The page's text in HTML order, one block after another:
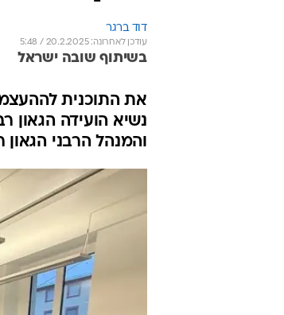
דוד ברגר
עודכן לאחרונה: 20.2.2025 / 5:48
בשיתוף שובה ישראל
את התוכנית
נשיא הועידה הגאון
והמנהל הרבני